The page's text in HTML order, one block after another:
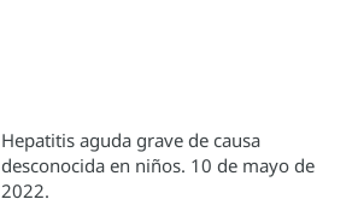
Hepatitis aguda grave de causa
desconocida en niños. 10 de mayo de
2022.